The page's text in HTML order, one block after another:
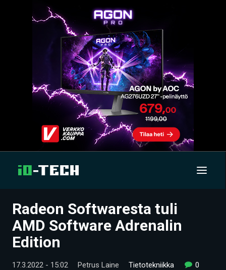
UUTISET
ARTIKKELIT
VIDEOT
Radeon Softwaresta tuli
AMD Software Adrenalin
Edition
17.3.2022 - 15:02 Petrus Laine Tietotekniikka 0